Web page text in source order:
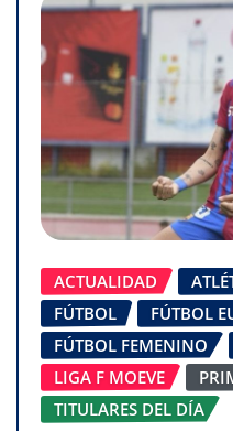
ACTUALIDAD
FÚTBOL
FÚTBOL
FÚTBOL FEMENINO
LIGA F MOEVE
TITULARES DEL DÍA